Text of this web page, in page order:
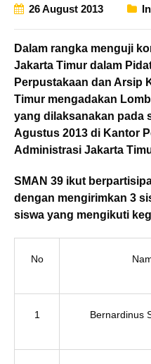
26 August 2013
Dalam rangka menguji
Jakarta Timur dalam
Perpustakaan dan Arsip
Timur mengadakan
yang dilaksanakan pada
Agustus 2013 di Kantor
Administrasi Jakarta
SMAN 39 ikut
dengan mengirimkan 3
siswa yang mengikuti
No
1 Bernardinus